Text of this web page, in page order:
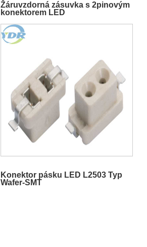
Žáruvzdorná zásuvka s 2pinovým
konektorem LED
Konektor pásku LED L2503 Typ
Wafer-SMT